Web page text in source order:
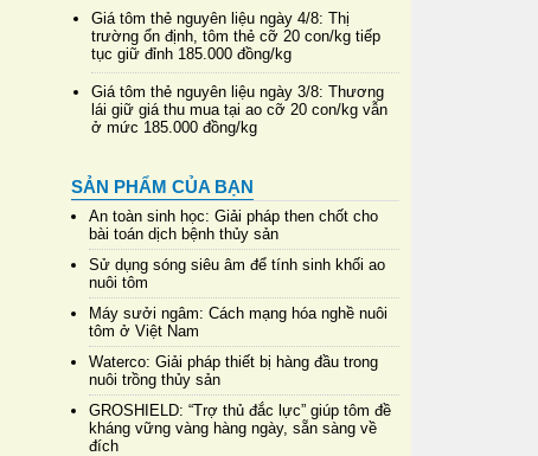
Giá tôm thẻ nguyên liệu ngày 4/8: Thị
trường ổn định, tôm thẻ cỡ 20 con/kg tiếp
tục giữ đỉnh 185.000 đồng/kg
Giá tôm thẻ nguyên liệu ngày 3/8: Thương
lái giữ giá thu mua tại ao cỡ 20 con/kg vẫn
ở mức 185.000 đồng/kg
SẢN PHẨM CỦA BẠN
An toàn sinh học: Giải pháp then chốt cho
bài toán dịch bệnh thủy sản
Sử dụng sóng siêu âm để tính sinh khối ao
nuôi tôm
Máy sưởi ngâm: Cách mạng hóa nghề nuôi
tôm ở Việt Nam
Waterco: Giải pháp thiết bị hàng đầu trong
nuôi trồng thủy sản
GROSHIELD: “Trợ thủ đắc lực” giúp tôm đề
kháng vững vàng hàng ngày, sẵn sàng về
đích